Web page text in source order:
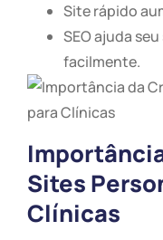
Site rápido
SEO ajuda
facilmente.
Sites
Clínicas